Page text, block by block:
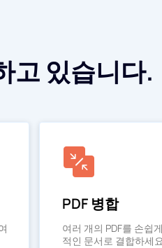
고 있습니다.
PDF 병합
여러 개의 PDF를 손쉽
적인 문서로 결합하세